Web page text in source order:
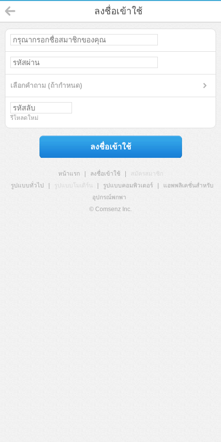
ลงชื่อเข้าใช้
เลือกคำถาม (ถ้ากำหนด)
รีโหลดใหม่
ลงชื่อเข้าใช้
หน้าแรก ลงชื่อเข้าใช้
สมัครสมาชิก
รูปแบบทั่วไป
รูปแบบโมเดิร์น รูปแบบคอมพิวเตอร์
แอพพลิเคชั่นสำหรับ
อุปกรณ์พกพา
© Comsenz Inc.